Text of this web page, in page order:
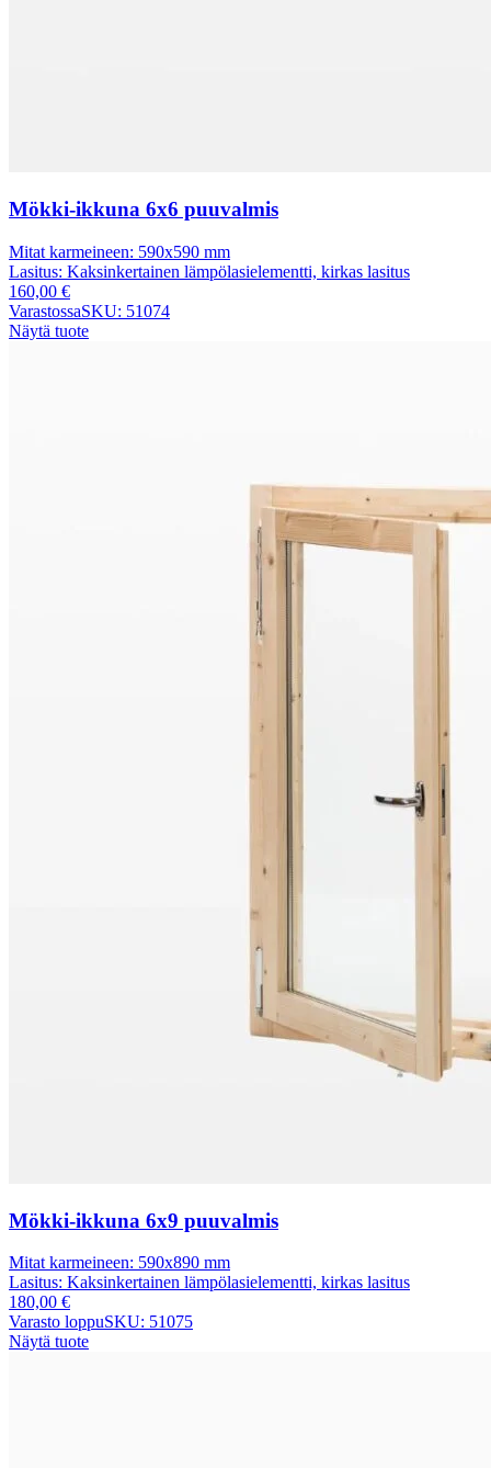
Mökki-ikkuna 6x6 puuvalmis
Mitat karmeineen: 590x590 mm
Lasitus: Kaksinkertainen lämpölasielementti, kirkas lasitus
160,00 €
VarastossaSKU: 51074
Näytä tuote
Mökki-ikkuna 6x9 puuvalmis
Mitat karmeineen: 590x890 mm
Lasitus: Kaksinkertainen lämpölasielementti, kirkas lasitus
180,00 €
Varasto loppuSKU: 51075
Näytä tuote